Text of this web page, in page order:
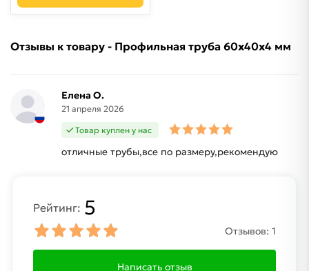
Отзывы к товару - Профильная труба 60х40х4 мм
Елена О.
21 апреля 2026
Товар куплен у нас
отличные трубы,все по размеру,рекомендую
Рейтинг: 5
Отзывов: 1
Написать отзыв